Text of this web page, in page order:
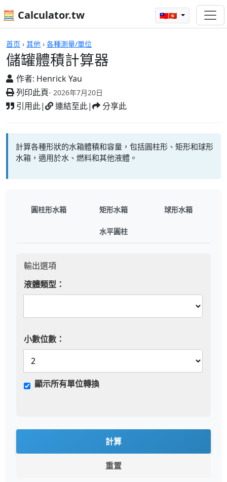
🧮 Calculator.tw 🇹🇼🇭🇰
首页 › 其他 › 各種測量/單位
儲罐體積計算器
作者: Henrick Yau
列印此頁- 2026年7月20日
引用此| 連結至此| 分享此
計算機
計算各種形狀的水箱體積和容量，包括圓柱形、矩形和球形
水箱，適用於水、燃料和其他液體。
圓柱形水箱 矩形水箱 球形水箱
水平圓柱
輸出選項
液體類型：
小數位數：
顯示所有單位轉換
計算
重置